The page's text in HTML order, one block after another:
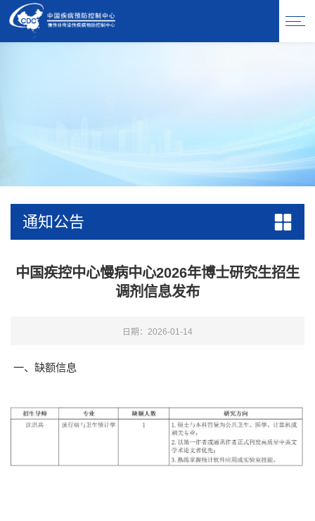
通知公告
中国疾控中心慢病中心2026年博士研究生招生
调剂信息发布
日期：2026-01-14
一、缺额信息